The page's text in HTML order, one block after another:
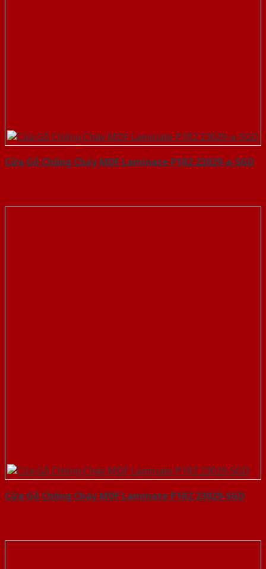
Cửa Gỗ Chống Cháy MDF Laminate P1R2 23029-a-SGD
Cửa Gỗ Chống Cháy MDF Laminate P1R2 23029-SGD